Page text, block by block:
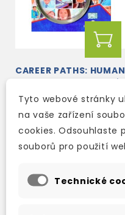
CAREER PATHS: HUMAN
RESOURCES TEACHER'S
BOOK + STUDENT'S
BOOK + CROSS-
PLATFORM
APPLICATION WITH...
3-5 dní
730 Kč -15% 621 Kč
Tyto webové stránky
na vaše zařízení
cookies. Odsouhlaste
souborů pro použití
Technické